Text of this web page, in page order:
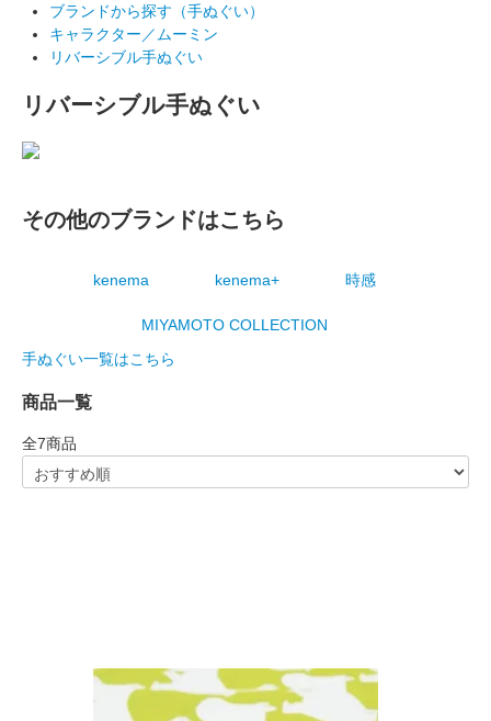
ブランドから探す（手ぬぐい）
キャラクター／ムーミン
リバーシブル手ぬぐい
リバーシブル手ぬぐい
その他のブランドはこちら
kenema kenema+ 時感
MIYAMOTO COLLECTION
手ぬぐい一覧はこちら
商品一覧
全7商品